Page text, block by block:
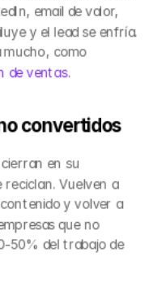
email de valor,
y el lead se enfría.
mucho, como
de ventas.
convertidos
en su
Vuelven a
y volver a
que no
50% del trabajo de